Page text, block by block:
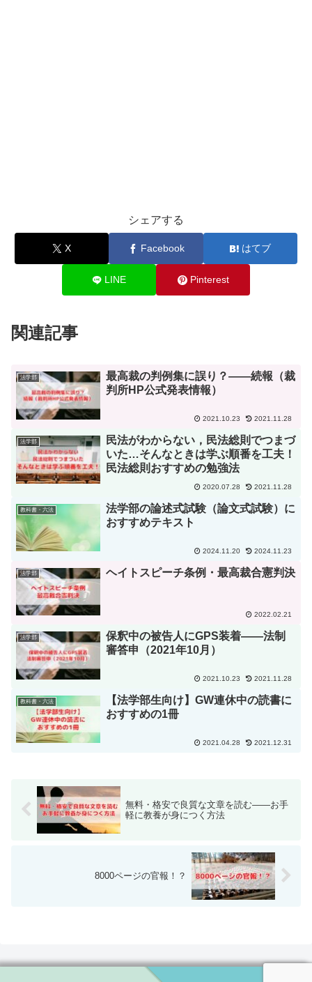
シェアする
X Facebook はてブ
LINE Pinterest
関連記事
法学部
最高裁の判例集に誤り？――続報（裁
判所HP公式発表情報）
2021.10.23 2021.11.28
法学部
民法がわからない，民法総則でつまづ
いた…そんなときは学ぶ順番を工夫！
民法総則おすすめの勉強法
2020.07.28 2021.11.28
教科書・六法
法学部の論述式試験（論文式試験）に
おすすめテキスト
2024.11.20 2024.11.23
法学部 ヘイトスピーチ条例・最高裁合憲判決
2022.02.21
法学部
保釈中の被告人にGPS装着――法制
審答申（2021年10月）
2021.10.23 2021.11.28
教科書・六法
【法学部生向け】GW連休中の読書に
おすすめの1冊
2021.04.28 2021.12.31
無料・格安で良質な文章を読む――お手
軽に教養が身につく方法
8000ページの官報！？